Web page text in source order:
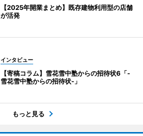
【2025年開業まとめ】既存建物利用型の店舗
が活発
インタビュー
【寄稿コラム】雪花雪中塾からの招待状6「-
雪花雪中塾からの招待状-」
もっと見る